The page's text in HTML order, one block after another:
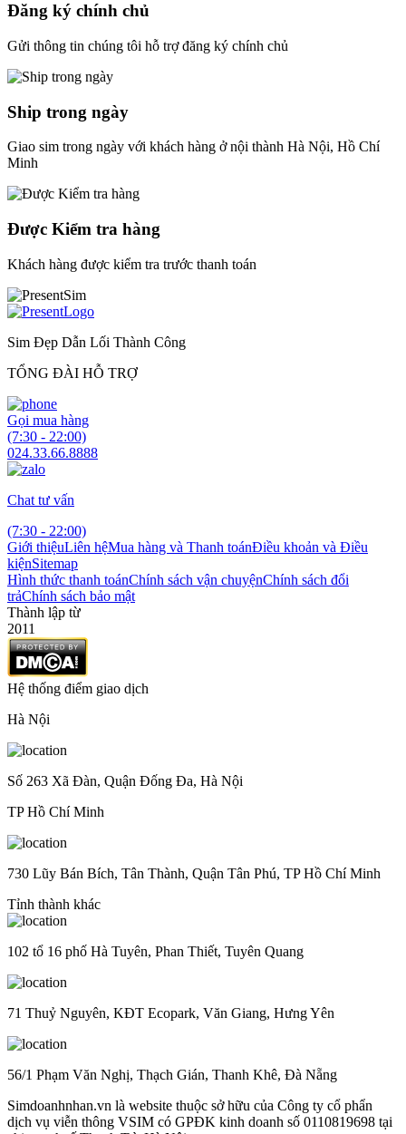
Đăng ký chính chủ
Gửi thông tin chúng tôi hỗ trợ đăng ký chính chủ
Ship trong ngày
Giao sim trong ngày với khách hàng ở nội thành Hà Nội, Hồ Chí
Minh
Được Kiểm tra hàng
Khách hàng được kiểm tra trước thanh toán
Sim Đẹp Dẫn Lối Thành Công
TỔNG ĐÀI HỖ TRỢ
Gọi mua hàng
(7:30 - 22:00)
024.33.66.8888
Chat tư vấn
(7:30 - 22:00)
Giới thiệuLiên hệMua hàng và Thanh toánĐiều khoản và Điều
kiệnSitemap
Hình thức thanh toánChính sách vận chuyệnChính sách đổi
trảChính sách bảo mật
Thành lập từ
2011
Hệ thống điểm giao dịch
Hà Nội
Số 263 Xã Đàn, Quận Đống Đa, Hà Nội
TP Hồ Chí Minh
730 Lũy Bán Bích, Tân Thành, Quận Tân Phú, TP Hồ Chí Minh
Tỉnh thành khác
102 tổ 16 phố Hà Tuyên, Phan Thiết, Tuyên Quang
71 Thuỷ Nguyên, KĐT Ecopark, Văn Giang, Hưng Yên
56/1 Phạm Văn Nghị, Thạch Gián, Thanh Khê, Đà Nẵng
Simdoanhnhan.vn là website thuộc sở hữu của Công ty cổ phẩn
dịch vụ viễn thông VSIM có GPĐK kinh doanh số 0110819698 tại